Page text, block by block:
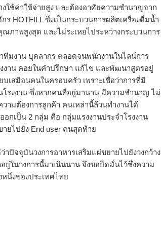
ใช้ค่าใช้จ่ายสูง และต้องอาศัยความชำนาญจาก
HOTFILL ซึ่งเป็นกระบวนการผลิตเครื่องดื่มน้ำ
ภาพสูงสุด และไม่ระเหยไประหว่างกระบวนการ
มงาน บุคลากร ตลอดจนพนักงานในไลน์การ
งาน คอยในคำปรึกษา แก้ไข และพัฒนาสูตรอยู่
เสมือนคนในครอบครัว เพราะเชื่อว่าการที่มี
โรงงาน ซึ่งหากคนที่อยู่มานาน มีความชำนาญ ไม่
ามต้องการลูกค้า คนเหล่านี้ล้วนทำงานได้
กเป็น 2 กลุ่ม คือ กลุ่มแรงงานประจำโรงงาน
ยไปยัง End user คนสุดท้าย
าปัจจุบันวงการอาหารเสริมแผ่ขยายไปยังวงกว้าง
ยู่ในวงการนี้มาเนินนาน จึงขอยึดมั่นไว้ซึ่งความ
นึ่งของประเทศไทย